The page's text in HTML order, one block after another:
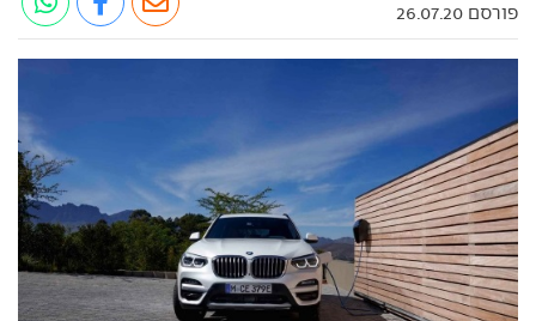
פורסם 26.07.20